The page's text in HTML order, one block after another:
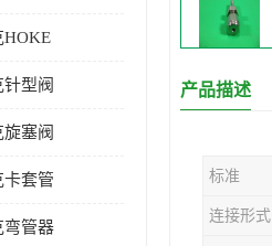
HOKE
型阀
塞阀
卡套管
弯管器
产品描述
标准
连接形式